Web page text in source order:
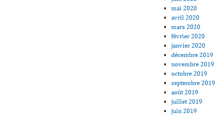
mai 2020
avril 2020
mars 2020
février 2020
janvier 2020
décembre 2019
novembre 2019
octobre 2019
septembre 2019
août 2019
juillet 2019
juin 2019